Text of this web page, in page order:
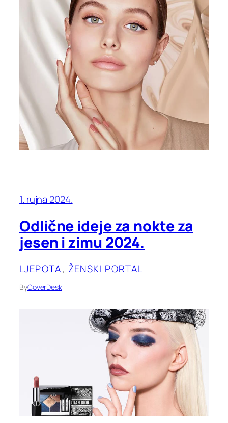
1. rujna 2024.
Odlične ideje za nokte za
jesen i zimu 2024.
LJEPOTA, ŽENSKI PORTAL
ByCoverDesk